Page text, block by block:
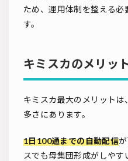
ため、運用体制を整える
す。
キミスカのメリット
キミスカ最大のメリット
多さにあります。
1日100通までの自動配信
スでも母集団形成がしやす